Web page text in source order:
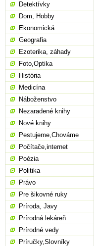
Detektívky
Dom, Hobby
Ekonomická
Geografia
Ezoterika, záhady
Foto,Optika
História
Medicína
Náboženstvo
Nezaradené knihy
Nové knihy
Pestujeme,Chováme
Počítače,internet
Poézia
Politika
Právo
Pre šikovné ruky
Príroda, Javy
Prírodná lekáreň
Prírodné vedy
Príručky,Slovníky